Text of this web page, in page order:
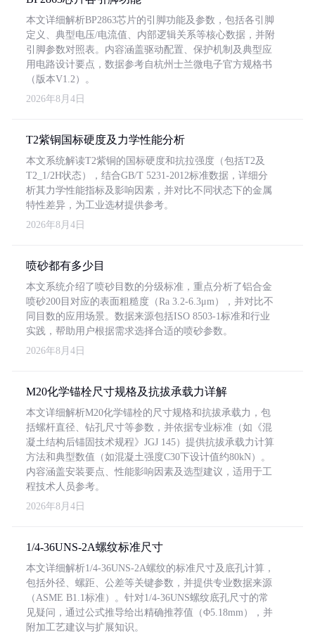
本文详细解析BP2863芯片的引脚功能及参数，包括各引脚
定义、典型电压/电流值、内部逻辑关系等核心数据，并附
引脚参数对照表。内容涵盖驱动配置、保护机制及典型应
用电路设计要点，数据参考自杭州士兰微电子官方规格书
（版本V1.2）。
2026年8月4日
T2紫铜国标硬度及力学性能分析
本文系统解读T2紫铜的国标硬度和抗拉强度（包括T2及
T2_1/2H状态），结合GB/T 5231-2012标准数据，详细分
析其力学性能指标及影响因素，并对比不同状态下的金属
特性差异，为工业选材提供参考。
2026年8月4日
喷砂都有多少目
本文系统介绍了喷砂目数的分级标准，重点分析了铝合金
喷砂200目对应的表面粗糙度（Ra 3.2-6.3μm），并对比不
同目数的应用场景。数据来源包括ISO 8503-1标准和行业
实践，帮助用户根据需求选择合适的喷砂参数。
2026年8月4日
M20化学锚栓尺寸规格及抗拔承载力详解
本文详细解析M20化学锚栓的尺寸规格和抗拔承载力，包
括螺杆直径、钻孔尺寸等参数，并依据专业标准（如《混
凝土结构后锚固技术规程》JGJ 145）提供抗拔承载力计算
方法和典型数值（如混凝土强度C30下设计值约80kN）。
内容涵盖安装要点、性能影响因素及选型建议，适用于工
程技术人员参考。
2026年8月4日
1/4-36UNS-2A螺纹标准尺寸
本文详细解析1/4-36UNS-2A螺纹的标准尺寸及底孔计算，
包括外径、螺距、公差等关键参数，并提供专业数据来源
（ASME B1.1标准）。针对1/4-36UNS螺纹底孔尺寸的常
见疑问，通过公式推导给出精确推荐值（Φ5.18mm），并
附加工艺建议与扩展知识。